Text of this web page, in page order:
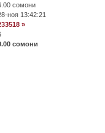
сомони
ноя 13:42:21
»
сомони